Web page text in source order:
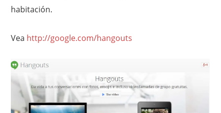
habitación.
Vea http://google.com/hangouts